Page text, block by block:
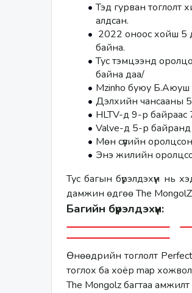
Тэд гурван тоглолт
алдсан.
2022 оноос хойш 5
байна.
Тус тэмцээнд
байна даа/
Mzinho буюу Б.Аюуш
Дэлхийн чансааны
HLTV-д 9-р байраас
Valve-д 5-р байранд
Мөн сүүлийн
Энэ жилийн
Тус багын бүрэлдэхүүн нь
дамжин өдгөө The
Багийн бүрэлдэхүүн:
Өнөөдрийн тоглолт
тоглох ба хоёр map
The Mongolz багтаа амжилт